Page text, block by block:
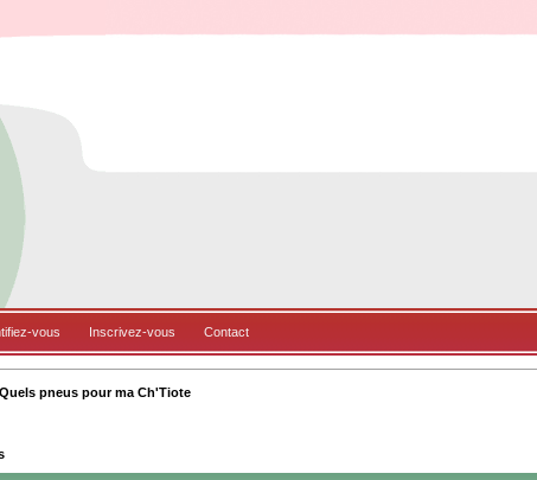
vous Inscrivez-vous Contact
Quels pneus pour ma Ch'Tiote